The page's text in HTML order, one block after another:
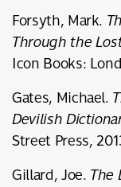
Forsyth, Mark.
Through the
Icon Books:
Gates, Michael.
Devilish
Street Press,
Gillard, Joe.The